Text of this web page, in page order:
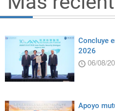
Concluye
2026
06/08/
Apoyo